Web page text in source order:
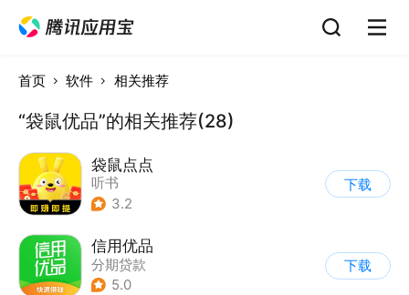
首页 软件 相关推荐
“袋鼠优品”的相关推荐(28)
袋鼠点点
听书
3.2
下载
信用优品
分期贷款
5.0
下载